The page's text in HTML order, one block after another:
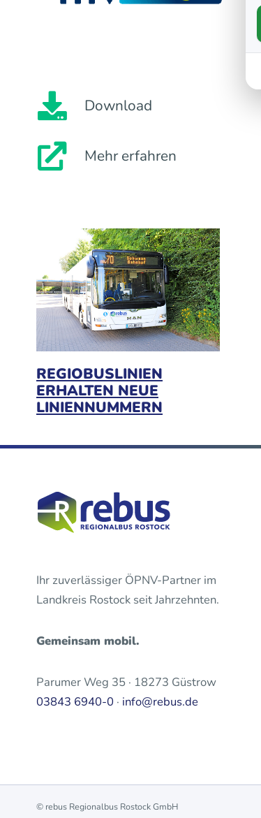
Download
Mehr erfahren
REGIOBUSLINIEN
ERHALTEN NEUE
LINIENNUMMERN
Ihr zuverlässiger ÖPNV-Partner im
Landkreis Rostock seit Jahrzehnten.
Gemeinsam mobil.
Parumer Weg 35 · 18273 Güstrow
03843 6940-0 · info@rebus.de
© rebus Regionalbus Rostock GmbH